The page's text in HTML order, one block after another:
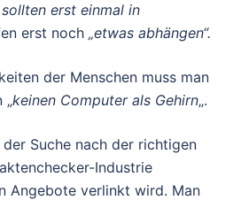
erst einmal in
erst noch „etwas abhängen“.
der Menschen muss man
„keinen Computer als Gehirn„.
der Suche nach der richtigen
Industrie
Angebote verlinkt wird. Man